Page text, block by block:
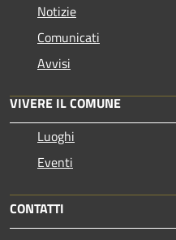
Notizie
Comunicati
Avvisi
VIVERE IL COMUNE
Luoghi
Eventi
CONTATTI